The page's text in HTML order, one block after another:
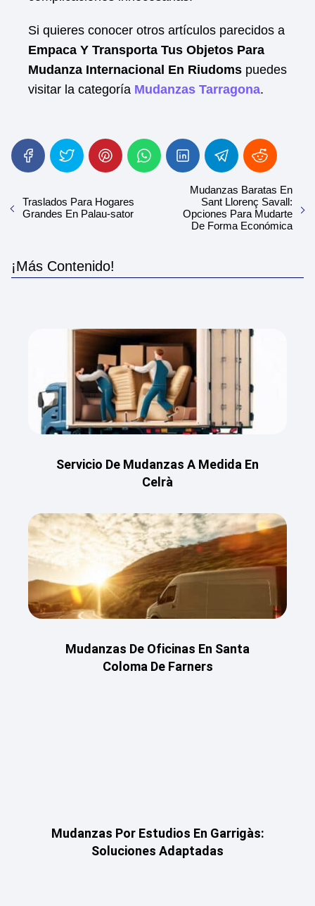
Si quieres conocer otros artículos parecidos a
Empaca Y Transporta Tus Objetos Para
Mudanza Internacional En Riudoms puedes
visitar la categoría Mudanzas Tarragona.
Traslados Para Hogares
Grandes En Palau-sator
Mudanzas Baratas En
Sant Llorenç Savall:
Opciones Para Mudarte
De Forma Económica
¡Más Contenido!
Servicio De Mudanzas A Medida En
Celrà
Mudanzas De Oficinas En Santa
Coloma De Farners
Mudanzas Por Estudios En Garrigàs:
Soluciones Adaptadas